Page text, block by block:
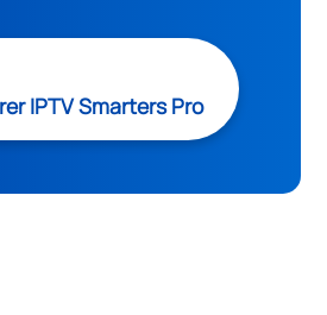
IPTV Smarters Pro